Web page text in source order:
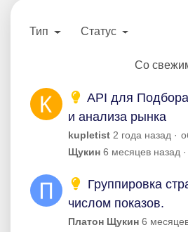
Тип Статус
Со
API для
и анализа рынка
kupletist 2 года назад
Щукин 6 месяцев назад
Группировка
числом показов.
Платон Щукин 6